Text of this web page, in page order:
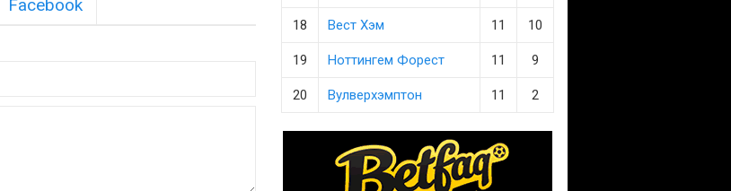
Facebook
18 Вест Хэм 11 10
19 Ноттингем Форест 11 9
20 Вулверхэмптон 11 2